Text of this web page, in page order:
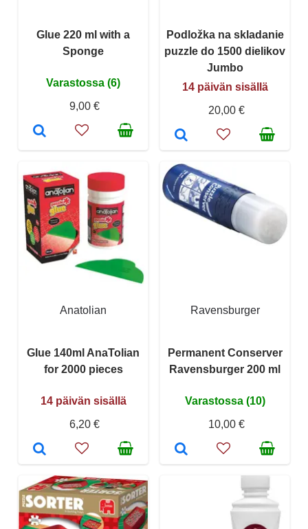
Glue 220 ml with a
Sponge
Varastossa (6)
9,00 €
Podložka na skladanie
puzzle do 1500 dielikov
Jumbo
14 päivän sisällä
20,00 €
Anatolian
Glue 140ml AnaTolian
for 2000 pieces
14 päivän sisällä
6,20 €
Ravensburger
Permanent Conserver
Ravensburger 200 ml
Varastossa (10)
10,00 €